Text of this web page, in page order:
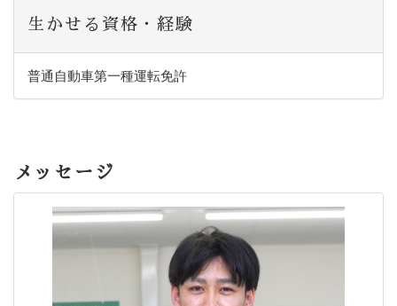
生かせる資格・経験
普通自動車第一種運転免許
メッセージ